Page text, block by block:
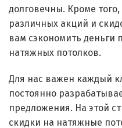
долговечны. Кроме
различных акций и
вам сэкономить деньги
натяжных потолков.
Для нас важен каждый
постоянно
предложения. На этой
скидки на натяжные